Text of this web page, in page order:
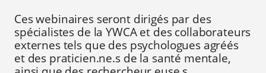
Ces webinaires seront dirigés par des
spécialistes de la YWCA et des collaborateurs
externes tels que des psychologues agréés
et des praticien.ne.s de la santé mentale,